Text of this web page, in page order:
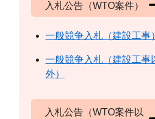
入札公告（WTO案件）
一般競争入札（建設工事）
一般競争入札（建設工事
外）
入札公告（WTO案件以